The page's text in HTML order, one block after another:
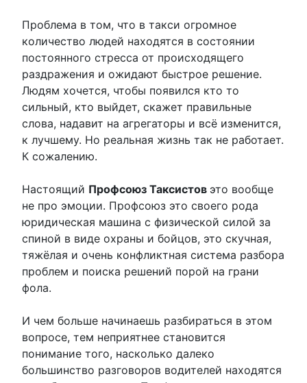
Проблема в том, что в такси огромное
количество людей находятся в состоянии
постоянного стресса от происходящего
раздражения и ожидают быстрое решение.
Людям хочется, чтобы появился кто то
сильный, кто выйдет, скажет правильные
слова, надавит на агрегаторы и всё изменится,
к лучшему. Но реальная жизнь так не работает.
К сожалению.
Настоящий Профсоюз Таксистов это вообще
не про эмоции. Профсоюз это своего рода
юридическая машина с физической силой за
спиной в виде охраны и бойцов, это скучная,
тяжёлая и очень конфликтная система разбора
проблем и поиска решений порой на грани
фола.
И чем больше начинаешь разбираться в этом
вопросе, тем неприятнее становится
понимание того, насколько далеко
большинство разговоров водителей находятся